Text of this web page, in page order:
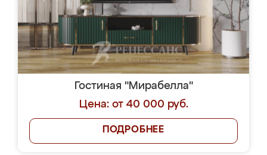
Гостиная "Мирабелла"
Цена: от 40 000 руб.
ПОДРОБНЕЕ